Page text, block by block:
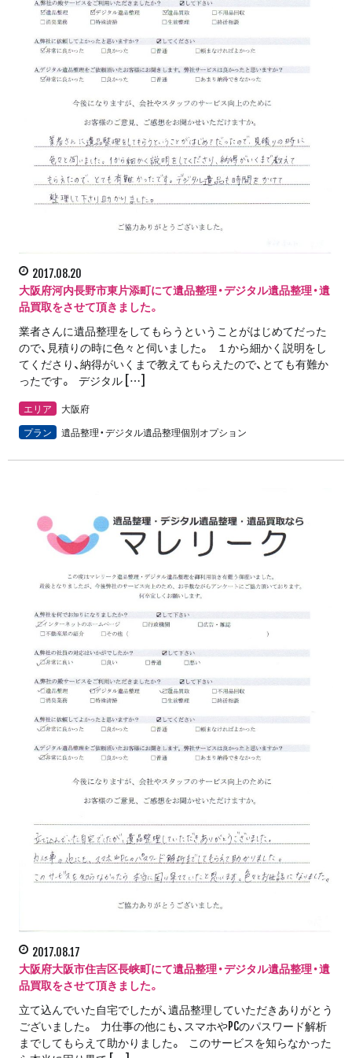
2017.08.20
大阪府河内長野市東片添町にて遺品整理・デジタル遺品整理・遺
品買取をさせて頂きました。
業者さんに遺品整理をしてもらうということがはじめてだった
ので、見積りの時に色々と伺いました。 １から細かく説明をし
てくださり、納得がいくまで教えてもらえたので、とても有難か
ったです。 デジタル […]
エリア
大阪府
プラン
遺品整理・デジタル遺品整理個別オプション
2017.08.17
大阪府大阪市住吉区長峡町にて遺品整理・デジタル遺品整理・遺
品買取をさせて頂きました。
立て込んでいた自宅でしたが、遺品整理していただきありがとう
ございました。 力仕事の他にも、スマホやPCのパスワード解析
までしてもらえて助かりました。 このサービスを知らなかった